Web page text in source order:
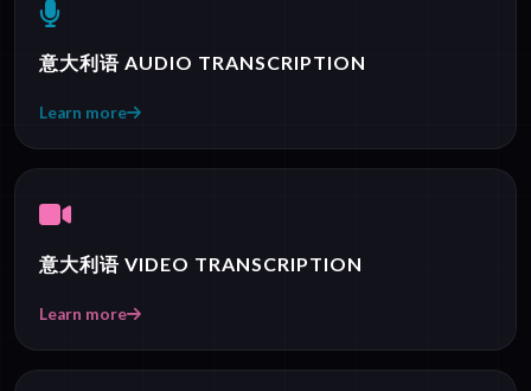
意大利语 AUDIO TRANSCRIPTION
Learn more
意大利语 VIDEO TRANSCRIPTION
Learn more